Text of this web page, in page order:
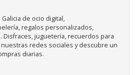
de ocio digital,
regalos personalizados,
Disfraces, juguetería, recuerdos para
redes sociales y descubre un
diarias.